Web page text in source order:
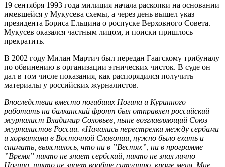
19 сентября 1993 года милиция начала раскопки на основании
имевшейся у Мукусева схемы, а через день вышел указ
президента Бориса Ельцина о роспуске Верховного Совета.
Мукусев оказался частным лицом, и поиски пришлось
прекратить.
В 2002 году Милан Мартич был передан Гаагскому трибуналу
по обвинению в организации этнических чисток. В суде он
дал в том числе показания, как распорядился получить
материалы у российских журналистов.
Впоследствии вместо погибших Ногина и Куринного
работать на балканский фронт был отправлен российский
журналист Владимир Соловьев, ныне возглавляющий Союз
журналистов России. «Начались перестрелки между сербами
и хорватами в Восточной Славонии, нужно было ехать и
снимать, выяснилось, что ни в ”Вестях”, ни в программе
”Время” никто не знает сербский, никто не знал лично
Ногина, никто не знает вообще ситуацию, кроме меня. Мне